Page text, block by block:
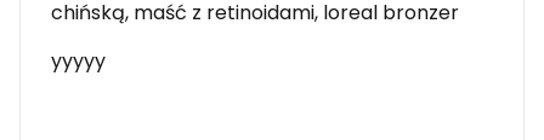
chińską, maść z retinoidami, loreal bronzer
yyyyy